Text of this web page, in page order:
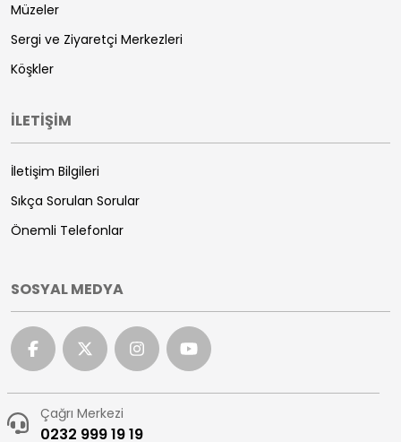
Müzeler
Sergi ve Ziyaretçi Merkezleri
Köşkler
İLETİŞİM
İletişim Bilgileri
Sıkça Sorulan Sorular
Önemli Telefonlar
SOSYAL MEDYA
Çağrı Merkezi
0232 999 19 19